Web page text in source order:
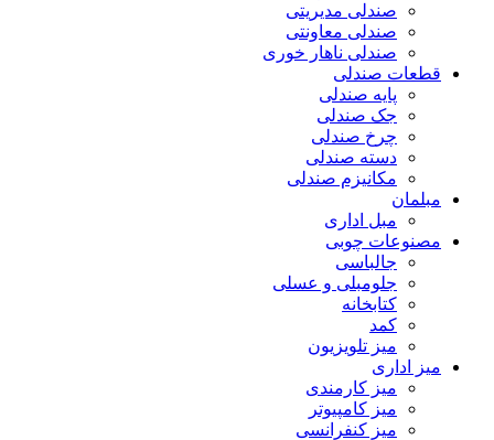
صندلی مدیریتی
صندلی معاونتی
صندلی ناهار خوری
قطعات صندلی
پایه صندلی
جک صندلی
چرخ صندلی
دسته صندلی
مکانیزم صندلی
مبلمان
مبل اداری
مصنوعات چوبی
جالباسی
جلومبلی و عسلی
کتابخانه
کمد
میز تلویزیون
میز اداری
میز کارمندی
میز کامپیوتر
میز کنفرانسی